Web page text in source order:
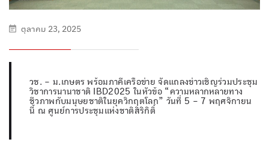
ตุลาคม 23, 2025
วช. – ม.เกษตร พร้อมภาคีเครือข่าย จัดแถลงข่าวเชิญร่วมประชุม
วิชาการนานาชาติ IBD2025 ในหัวข้อ “ความหลากหลายทาง
ชีวภาพกับมนุษยชาติในยุควิกฤตโลก” วันที่ 5 – 7 พฤศจิกายน
นี้ ณ ศูนย์การประชุมแห่งชาติสิริกิติ์